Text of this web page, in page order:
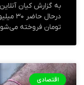
تومان فروخته
اقتصادی